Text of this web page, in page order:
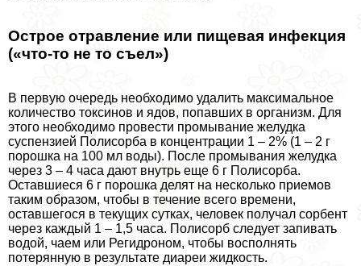
Острое отравление или пищевая инфекция
(«что-то не то съел»)
В первую очередь необходимо удалить максимальное
количество токсинов и ядов, попавших в организм. Для
этого необходимо провести промывание желудка
суспензией Полисорба в концентрации 1 – 2% (1 – 2 г
порошка на 100 мл воды). После промывания желудка
через 3 – 4 часа дают внутрь еще 6 г Полисорба.
Оставшиеся 6 г порошка делят на несколько приемов
таким образом, чтобы в течение всего времени,
оставшегося в текущих сутках, человек получал сорбент
через каждый 1 – 1,5 часа. Полисорб следует запивать
водой, чаем или Регидроном, чтобы восполнять
потерянную в результате диареи жидкость.